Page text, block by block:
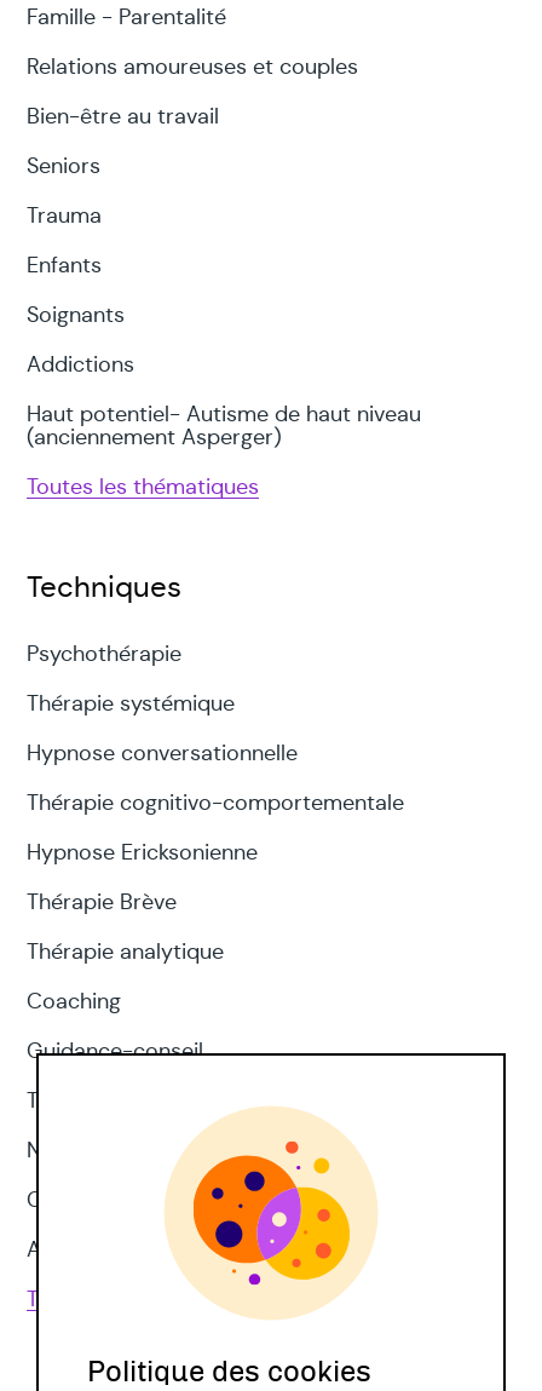
Famille - Parentalité
Relations amoureuses et couples
Bien-être au travail
Seniors
Trauma
Enfants
Soignants
Addictions
Haut potentiel- Autisme de haut niveau
(anciennement Asperger)
Toutes les thématiques
Techniques
Psychothérapie
Thérapie systémique
Hypnose conversationnelle
Thérapie cognitivo-comportementale
Hypnose Ericksonienne
Thérapie Brève
Thérapie analytique
Coaching
Guidance-conseil
Thérapie d'acceptation et d'engagement
Neuropsychologie
CNV
Approches corporelles
Toutes les techniques
Politique des cookies